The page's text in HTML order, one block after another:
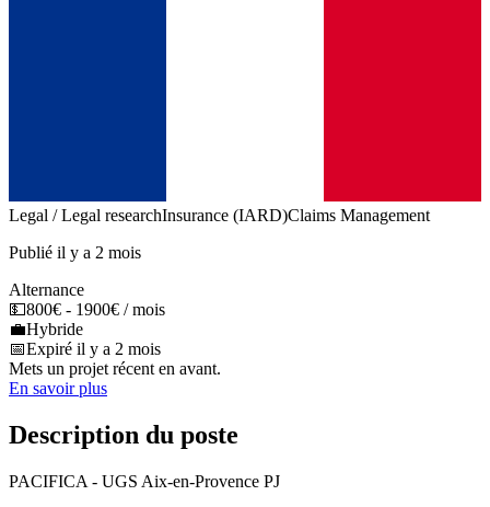
Legal / Legal researchInsurance (IARD)Claims Management
Publié il y a 2 mois
Alternance
💵800€ - 1900€ / mois
💼Hybride
📅Expiré il y a 2 mois
Mets un projet récent en avant.
En savoir plus
Description du poste
PACIFICA - UGS Aix-en-Provence PJ